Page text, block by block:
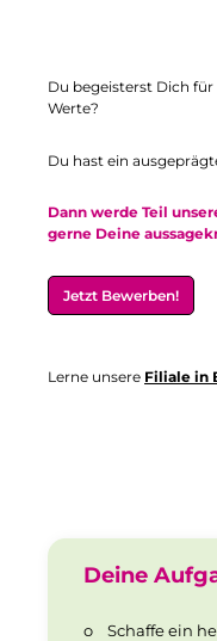
Du begeisterst Dich
Werte?
Du hast ein
Dann werde Teil
gerne Deine
Jetzt Bewerben!
Lerne unsere Filiale in
Deine
o
Schaffe ein